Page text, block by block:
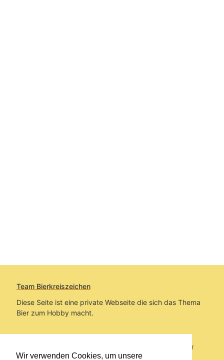
Wir verwenden Cookies, um unsere
Team Bierkreiszeichen
Diese Seite ist eine private Webseite die sich das Thema
Bier zum Hobby macht.
Sie befinden sich auf https://www.bierkreiszeichen.at/